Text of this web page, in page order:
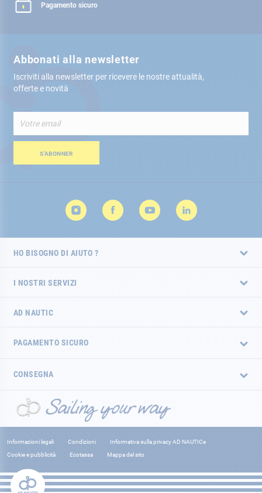
Pagamento sicuro
Abbonati alla newsletter
Iscriviti alla newsletter per ricevere le nostre attualità,
offerte e novità
alla
nostra
Newsletter:S’ABONNER
HO BISOGNO DI AIUTO ?
I NOSTRI SERVIZI
AD NAUTIC
PAGAMENTO SICURO
CONSEGNA
Informazioni legali Condizioni
Informativa sulla privacy AD NAUTICe
Cookie e pubblicità
Ecotassa Mappa del sito